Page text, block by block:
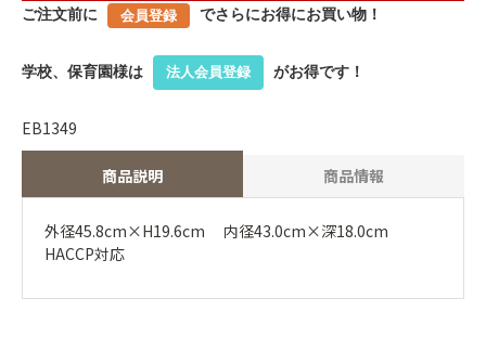
ご注文前に 会員登録 でさらにお得にお買い物！
学校、保育園様は 法人会員登録 がお得です！
商品説明 商品情報
外径45.8cm×H19.6cm 内径43.0cm×深18.0cm
HACCP対応
EB1349